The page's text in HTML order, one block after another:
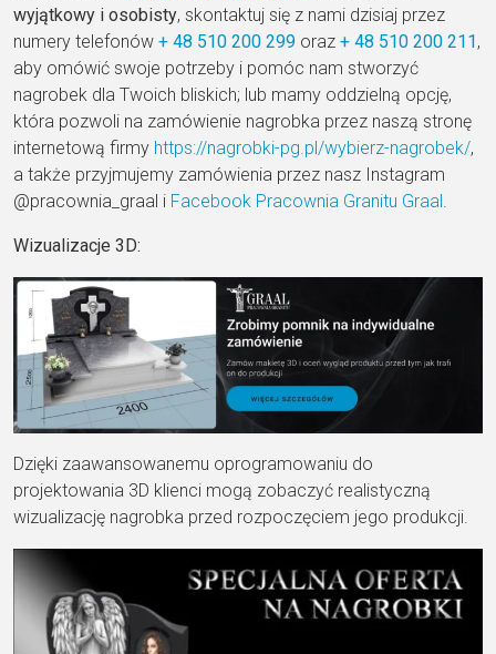
wyjątkowy i osobisty, skontaktuj się z nami dzisiaj przez
numery telefonów + 48 510 200 299 oraz + 48 510 200 211,
aby omówić swoje potrzeby i pomóc nam stworzyć
nagrobek dla Twoich bliskich; lub mamy oddzielną opcję,
która pozwoli na zamówienie nagrobka przez naszą stronę
internetową firmy https://nagrobki-pg.pl/wybierz-nagrobek/,
a także przyjmujemy zamówienia przez nasz Instagram
@pracownia_graal i Facebook Pracownia Granitu Graal
Wizualizacje 3D:
Dzięki zaawansowanemu oprogramowaniu do
projektowania 3D klienci mogą zobaczyć realistyczną
wizualizację nagrobka przed rozpoczęciem jego produkcji.